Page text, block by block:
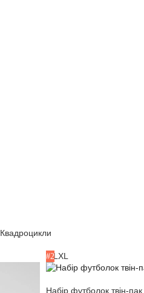
Квадроцикли
#2
ML XL
Набір футболок твін-